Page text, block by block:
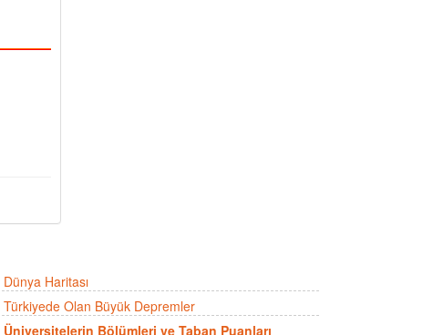
Dünya Haritası
Türkiyede Olan Büyük Depremler
Üniversitelerin Bölümleri ve Taban Puanları